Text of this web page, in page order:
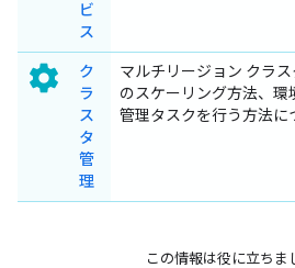
ビ
ス
settings
ク
ラ
ス
タ
管
理
マルチリージョン クラ
のスケーリング方法、
管理タスクを行う方法に
この情報は役に立ちま